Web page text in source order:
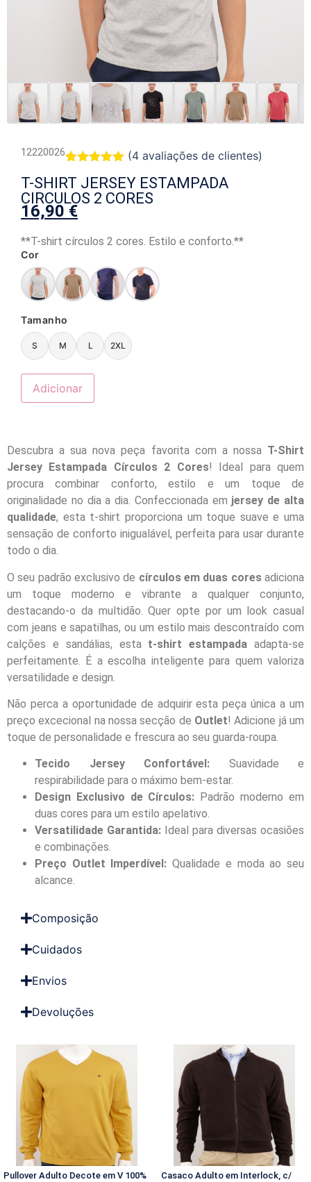
12220026
com 5.00
em 5 com
base em
classificações
(4 avaliações de clientes)
T-SHIRT JERSEY ESTAMPADA
CIRCULOS 2 CORES
16,90 €
**T-shirt círculos 2 cores. Estilo e conforto.**
Cor
Tamanho
S M L 2XL
Adicionar
Descubra a sua nova peça favorita com a nossa T-Shirt
Jersey Estampada Círculos 2 Cores! Ideal para quem
procura combinar conforto, estilo e um toque de
originalidade no dia a dia. Confeccionada em jersey de alta
qualidade, esta t-shirt proporciona um toque suave e uma
sensação de conforto inigualável, perfeita para usar durante
todo o dia.
O seu padrão exclusivo de círculos em duas coresadiciona
um toque moderno e vibrante a qualquer conjunto,
destacando-o da multidão. Quer opte por um look casual
com jeans e sapatilhas, ou um estilo mais descontraído com
calções e sandálias, esta t-shirt estampada adapta-se
perfeitamente. É a escolha inteligente para quem valoriza
versatilidade e design.
Não perca a oportunidade de adquirir esta peça única a um
preço excecional na nossa secção de Outlet! Adicione já um
toque de personalidade e frescura ao seu guarda-roupa.
Tecido Jersey Confortável: Suavidade e
respirabilidade para o máximo bem-estar.
Design Exclusivo de Círculos: Padrão moderno em
duas cores para um estilo apelativo.
Versatilidade Garantida: Ideal para diversas ocasiões
e combinações.
Preço Outlet Imperdível: Qualidade e moda ao seu
alcance.
Composição
Cuidados
Envios
Devoluções
Pullover Adulto Decote em V 100%
Casaco Adulto em Interlock, c/